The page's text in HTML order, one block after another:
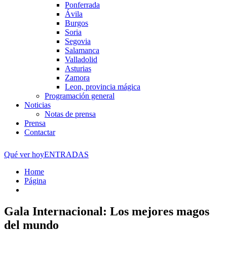
Ponferrada
Ávila
Burgos
Soria
Segovia
Salamanca
Valladolid
Asturias
Zamora
Leon, provincia mágica
Programación general
Noticias
Notas de prensa
Prensa
Contactar
Qué ver hoyENTRADAS
Home
Página
Gala Internacional: Los mejores magos
del mundo